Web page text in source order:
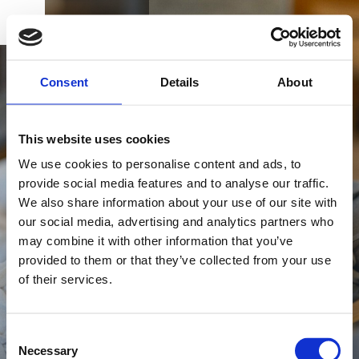
Consent Details About
This website uses cookies
We use cookies to personalise content and ads, to
provide social media features and to analyse our traffic.
We also share information about your use of our site with
our social media, advertising and analytics partners who
may combine it with other information that you’ve
provided to them or that they’ve collected from your use
of their services.
Selection
Necessary
BUCHEN DK EN DE
STARTSEITE
SPA
Gönnen Sie sich eine Pause vom Alltag und
erkunden Sie Alsik Spa & Wellness! Hier können
Sie vielen Spa- und Wellness-Angebote in schöner
Umgebung erleben.